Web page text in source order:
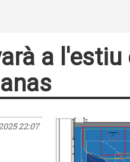
a l'estiu
22:07